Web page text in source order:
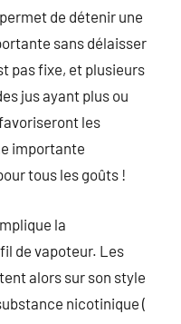
de détenir une
sans délaisser
pas fixe, et plusieurs
jus ayant plus ou
les
importante
tous les goûts !
la
de vapoteur. Les
alors sur son style
nicotinique (